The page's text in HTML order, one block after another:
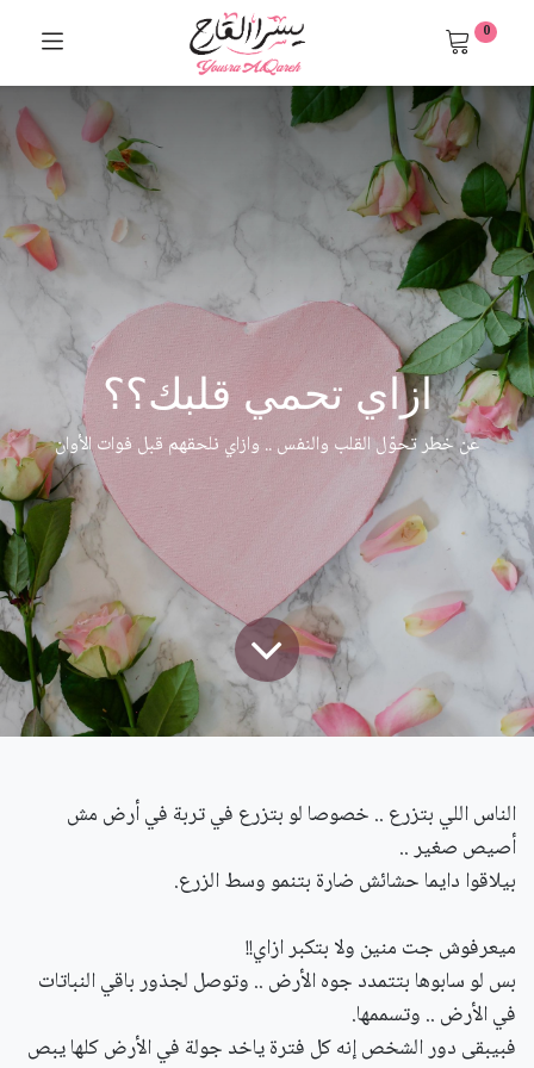
0
ازاي تحمي قلبك؟؟
عن خطر تحوّل القلب والنفس .. وازاي نلحقهم قبل فوات الأوان
الناس اللي بتزرع .. خصوصا لو بتزرع في تربة في أرض مش
أصيص صغير ..
بيلاقوا دايما حشائش ضارة بتنمو وسط الزرع.
ميعرفوش جت منين ولا بتكبر ازاي!!
بس لو سابوها بتتمدد جوه الأرض .. وتوصل لجذور باقي النباتات
في الأرض .. وتسممها.
فبيبقى دور الشخص إنه كل فترة ياخد جولة في الأرض كلها يبص